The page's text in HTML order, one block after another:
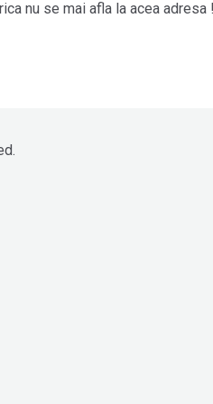
nu se mai afla la acea adresa